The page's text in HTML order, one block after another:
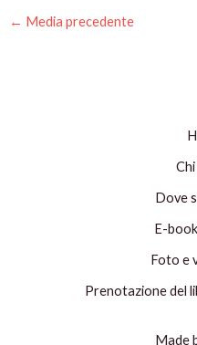
← Media precedente
Dove
E-
Foto e
Prenotazione del
Made